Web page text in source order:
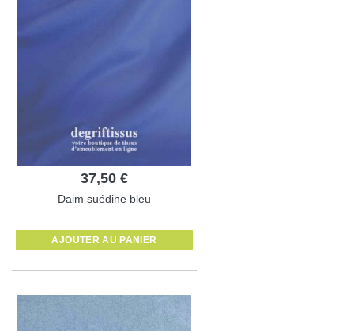
37,50 €
Daim suédine bleu
AJOUTER AU PANIER